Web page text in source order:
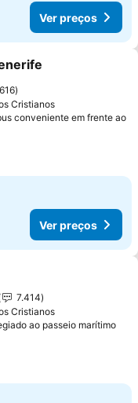
Ver preços
aos favoritos
Cristianos
conveniente em frente ao
Ver preços
aos favoritos
7.414
Cristianos
ao passeio marítimo